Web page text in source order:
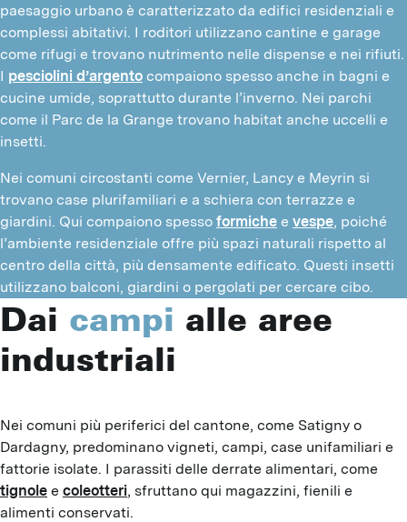
paesaggio urbano è caratterizzato da edifici residenziali e
complessi abitativi. I roditori utilizzano cantine e garage
come rifugi e trovano nutrimento nelle dispense e nei rifiuti.
I pesciolini d’argento compaiono spesso anche in bagni e
cucine umide, soprattutto durante l’inverno. Nei parchi
come il Parc de la Grange trovano habitat anche uccelli e
insetti.
Nei comuni circostanti come Vernier, Lancy e Meyrin si
trovano case plurifamiliari e a schiera con terrazze e
giardini. Qui compaiono spesso formiche e vespe, poiché
l’ambiente residenziale offre più spazi naturali rispetto al
centro della città, più densamente edificato. Questi insetti
utilizzano balconi, giardini o pergolati per cercare cibo.
Dai campi alle aree
industriali
Nei comuni più periferici del cantone, come Satigny o
Dardagny, predominano vigneti, campi, case unifamiliari e
tignole e coleotteri, sfruttano qui magazzini, fienili e
alimenti conservati.